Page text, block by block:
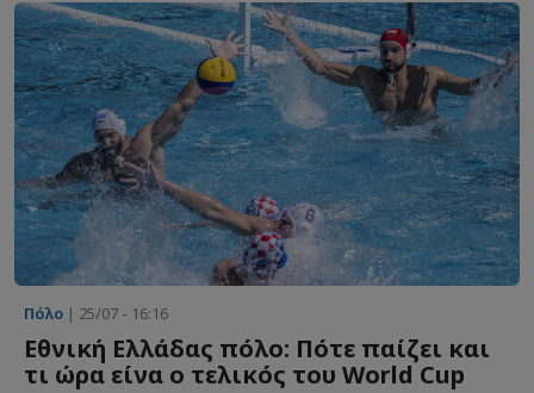
Πόλο | 25/07 - 16:16
Eθνική Ελλάδας πόλο: Πότε παίζει και
τι ώρα είνα ο τελικός του World Cup